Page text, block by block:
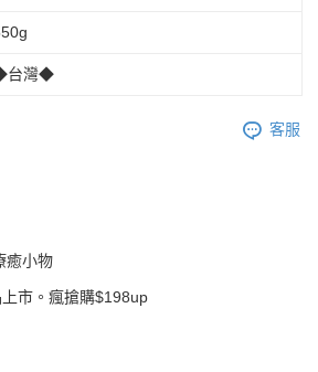
台灣◆
客服
癒小物
市。瘋搶購$198up